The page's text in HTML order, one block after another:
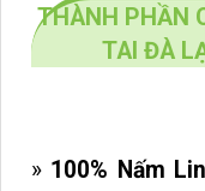
THÀNH PHẦN
TAI ĐÀ
» 100% Nấm